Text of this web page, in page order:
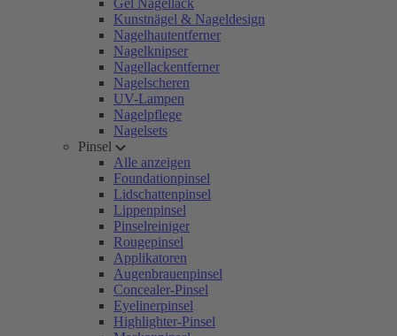
Gel Nagellack
Kunstnägel & Nageldesign
Nagelhautentferner
Nagelknipser
Nagellackentferner
Nagelscheren
UV-Lampen
Nagelpflege
Nagelsets
Pinsel
Alle anzeigen
Foundationpinsel
Lidschattenpinsel
Lippenpinsel
Pinselreiniger
Rougepinsel
Applikatoren
Augenbrauenpinsel
Concealer-Pinsel
Eyelinerpinsel
Highlighter-Pinsel